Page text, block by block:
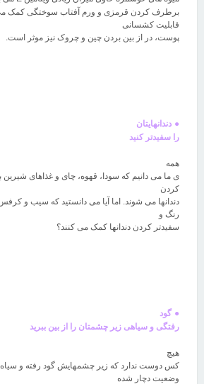
برطرف کردن قرمزی و ورم آفتاب سوختگی کمک می
قابلیت کشسانی
پوست، در از بین بردن چین و چروک نیز موثر است
● دندانهایتان
را سفیدتر کنید
همه
ی ما می دانیم که سودا، قهوه، چای و غذاهای شیرین
کردن
دندانها می شوند. اما آیا می دانستید که سیب و کرفس
رنگ و
سفیدتر کردن دندانها کمک می کنند؟
● گود
رفتگی و سیاهی زیر چشمتان را از بین ببرید
هیچ
کس دوست ندارد که زیر چشمهایش گود رفته و سیاه
وضعیت دچار شده